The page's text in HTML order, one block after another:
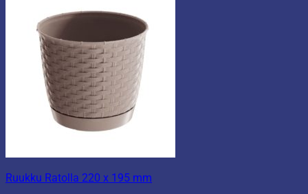
Ruukku Ratolla 220 x 195 mm